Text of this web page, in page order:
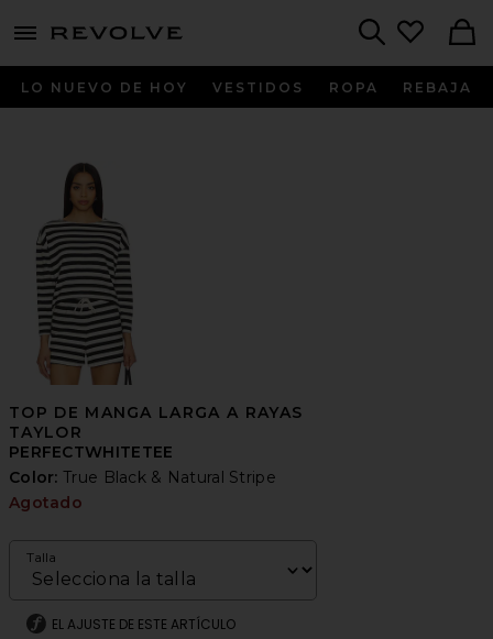
menu - shows more content
LO NUEVO DE HOY VESTIDOS ROPA REBAJA
TOP DE MANGA LARGA A RAYAS
TAYLOR
PERFECTWHITETEE
Color:True Black & Natural Stripe
Agotado
Talla
EL AJUSTE DE ESTE ARTÍCULO